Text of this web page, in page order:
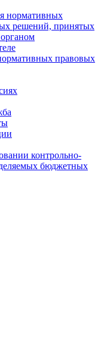
нормативных
решений, принятых
правовых
контрольно-
бюджетных